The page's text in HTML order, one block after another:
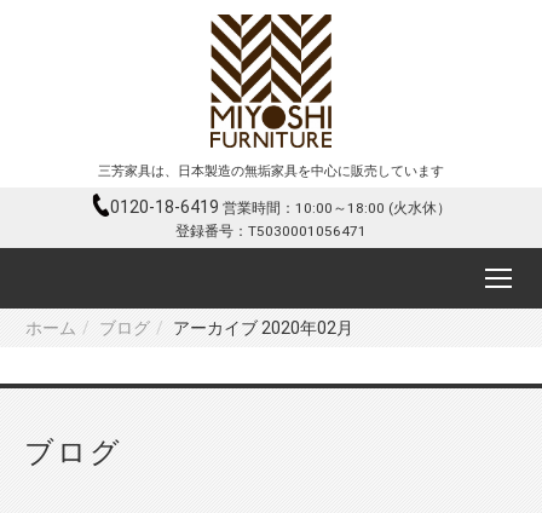
三芳家具は、日本製造の無垢家具を中心に販売しています
0120-18-6419 営業時間：10:00～18:00 (火水休）
登録番号：T5030001056471
ホーム ブログ アーカイブ 2020年02月
ブログ